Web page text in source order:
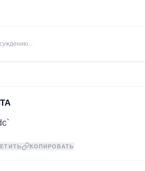
КОПИРОВАТЬ